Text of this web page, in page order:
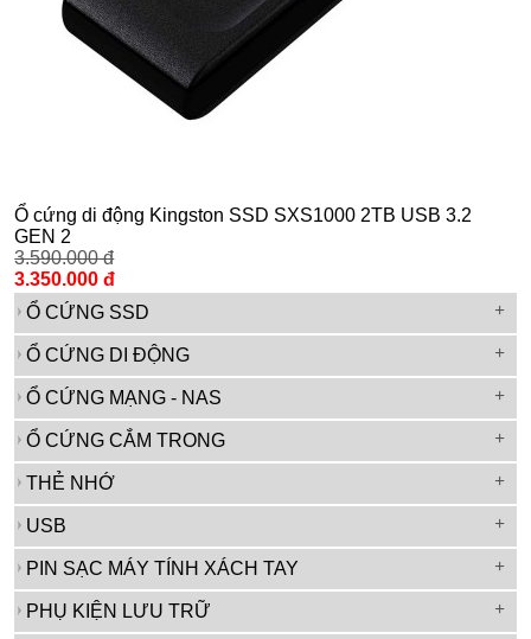
Ổ cứng di động Kingston SSD SXS1000 2TB USB 3.2
GEN 2
3.590.000 đ
3.350.000 đ
Ổ CỨNG SSD
+
Ổ CỨNG DI ĐỘNG +
Ổ CỨNG MẠNG - NAS +
Ổ CỨNG CẮM TRONG +
THẺ NHỚ +
USB +
PIN SẠC MÁY TÍNH XÁCH TAY +
PHỤ KIỆN LƯU TRỮ +